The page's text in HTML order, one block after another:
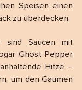
Speisen einen
zu überdecken.
sind Saucen mit
Ghost Pepper
Hitze –
um den Gaumen